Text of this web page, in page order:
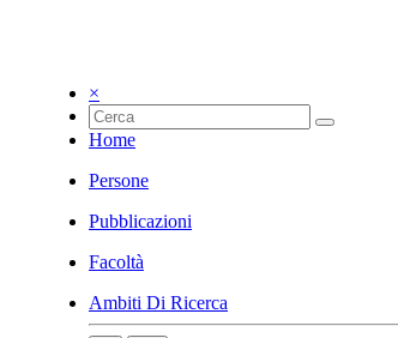
×
Home
Persone
Pubblicazioni
Facoltà
Ambiti Di Ricerca